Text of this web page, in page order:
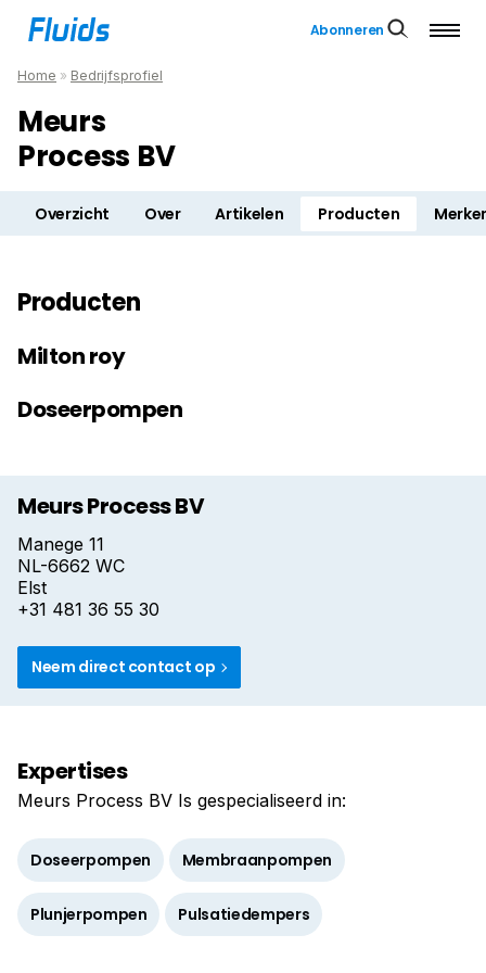
Abonneren
Home » Bedrijfsprofiel
Meurs
Process BV
Overzicht Over Artikelen Producten
Producten
Milton roy
Doseerpompen
Meurs Process BV
Manege 11
NL-6662 WC
Elst
+31 481 36 55 30
Neem direct contact op
Expertises
Meurs Process BV Is gespecialiseerd in:
Doseerpompen Membraanpompen
Plunjerpompen Pulsatiedempers